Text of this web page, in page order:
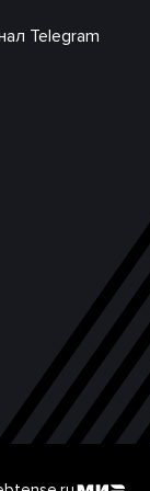
Telegram